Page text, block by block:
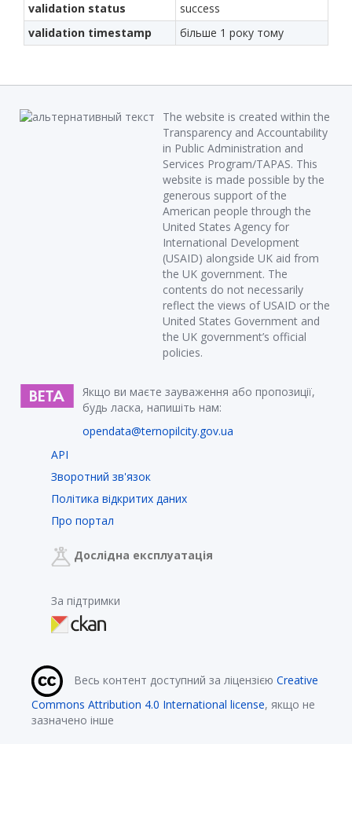
validation status
success
validation timestamp
більше 1 року тому
The website is created within the
Transparency and Accountability
in Public Administration and
Services Program/TAPAS. This
website is made possible by the
generous support of the
American people through the
United States Agency for
International Development
(USAID) alongside UK aid from
the UK government. The
contents do not necessarily
reflect the views of USAID or the
United States Government and
the UK government’s official
policies.
Якщо ви маєте зауваження або пропозиції,
будь ласка, напишіть нам:
opendata@ternopilcity.gov.ua
API
Зворотний зв'язок
Політика відкритих даних
Про портал
Дослідна експлуатація
За підтримки
Весь контент доступний за ліцензією Creative
Commons Attribution 4.0 International license, якщо не
зазначено інше